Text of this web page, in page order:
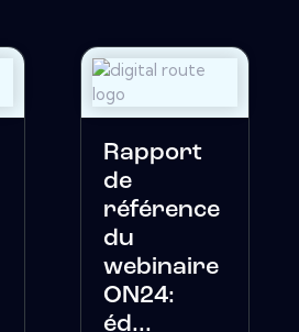
Rapport
de
référence
du
webinaire
ON24:
éd...